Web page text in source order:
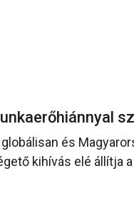
és
kihívás elé állítja